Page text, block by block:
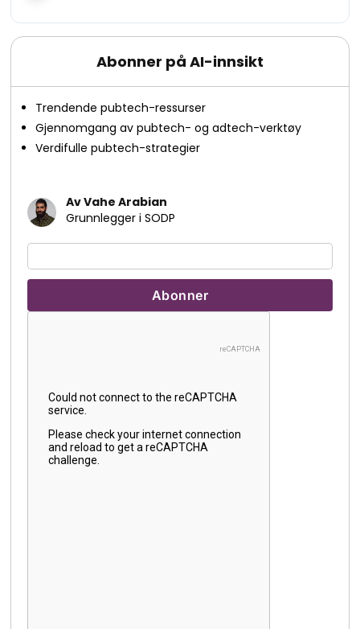
Abonner på AI-innsikt
Trendende pubtech-ressurser
Gjennomgang av pubtech- og adtech-verktøy
Verdifulle pubtech-strategier
Av Vahe Arabian
Grunnlegger i SODP